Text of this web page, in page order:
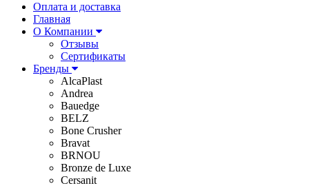
Оплата и доставка
Главная
О Компании
Отзывы
Сертификаты
Бренды
AlcaPlast
Andrea
Bauedge
BELZ
Bone Crusher
Bravat
BRNOU
Bronze de Luxe
Cersanit